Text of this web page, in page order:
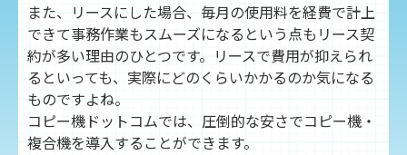
また、リースにした場合、毎月の使用料を経費で計上
できて事務作業もスムーズになるという点もリース契
約が多い理由のひとつです。リースで費用が抑えられ
るといっても、実際にどのくらいかかるのか気になる
ものですよね。
コピー機ドットコムでは、圧倒的な安さでコピー機・
複合機を導入することができます。